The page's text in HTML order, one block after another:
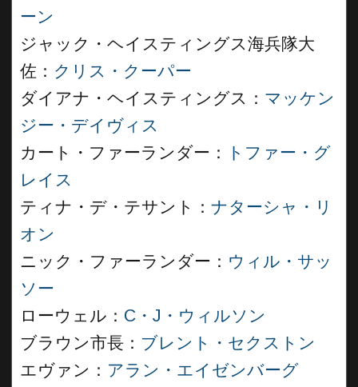
ーン
ジャック・ヘイスティングス海兵隊大
佐： クリス・クーパー
ダイアナ・ヘイスティングス： マッケン
ジー・デイヴィス
カート・ファーランダー：
トファー・グ
レイス
ティナ・デ・テサント： ナターシャ・リ
オン
ニック・ファーランダー： ウィル・サッ
ソー
ローウェル： C・J・ウィルソン
ブラウン市長： ブレント・セクストン
エヴァン： アラン・エイゼンバーグ